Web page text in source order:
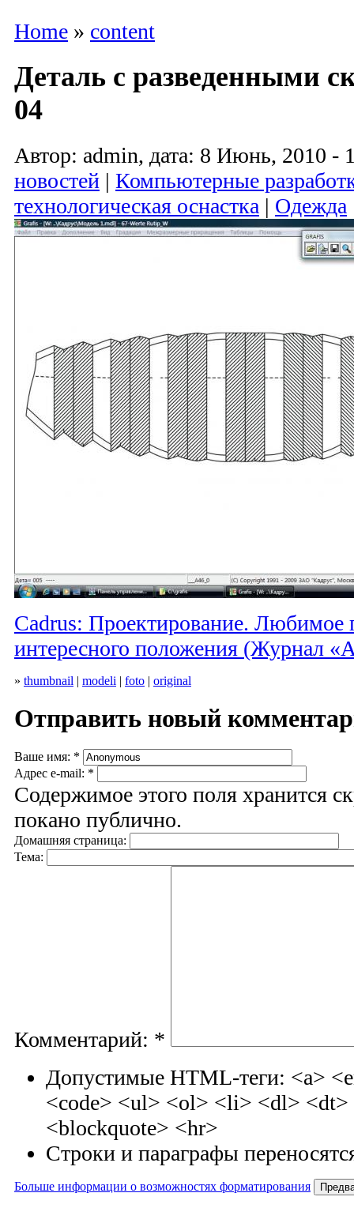
Home » content
Деталь с разведенными
04
Автор: admin, дата: 8 Июнь, 2010 -
новостей | Компьютерные
технологическая оснастка | Одежда
Cadrus: Проектирование. Любимое
интересного положения (Журнал
» thumbnail | modeli | foto | original
Отправить новый
Ваше имя: *
Адрес e-mail: *
Содержимое этого поля хранится
покано публично.
Домашняя страница:
Тема:
Комментарий: *
Допустимые HTML-теги: <a>
<code> <ul> <ol> <li> <dl> <dt>
<blockquote> <hr>
Строки и параграфы
Больше информации о возможностях форматирования